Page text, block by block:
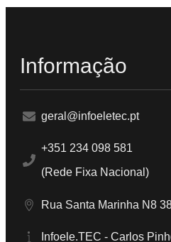
Informação
geral@infoeletec.pt
+351 234 098 581
(Rede Fixa Nacional)
Rua Santa Marinha N8
Infoele.TEC - Carlos